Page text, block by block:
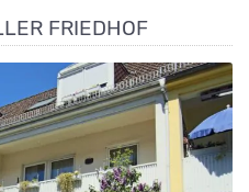
FRIEDHOF